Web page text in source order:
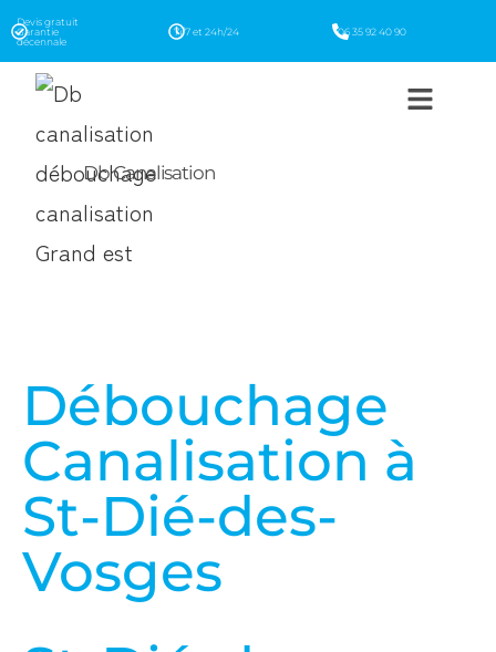
Devis gratuit
Garantie
décennale
7j/7 et 24h/24 06 35 92 40 90
Db Canalisation
Débouchage
Canalisation à
St-Dié-des-
Vosges